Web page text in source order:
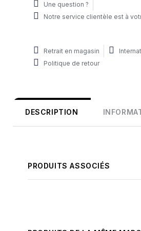
Une question ?
Notre service clientèle est à
Retrait en magasin
Politique de retour
DESCRIPTION
PRODUITS ASSOCIÉS